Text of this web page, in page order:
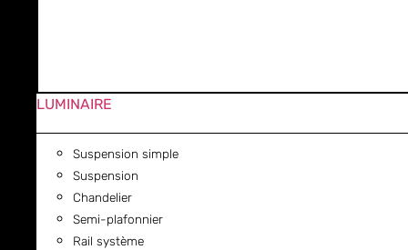
LUMINAIRE
Suspension simple
Suspension
Chandelier
Semi-plafonnier
Rail système